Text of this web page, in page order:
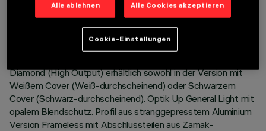
Leuchtengehäuse mit direkter Beleuchtung (70%) /
indirekter Beleuchtung (30%) mit einfarbigen LED Neutral
Diamond (High Output) erhältlich sowohl in der Version mit
Weißem Cover (Weiß-durchscheinend) oder Schwarzem
Cover (Schwarz-durchscheinend). Optik Up General Light mit
opalem Blendschutz. Profil aus stranggepresstem Aluminium
Version Frameless mit Abschlussteilen aus Zamak-
Alle ablehnen Alle Cookies akzeptieren
Cookie-Einstellungen